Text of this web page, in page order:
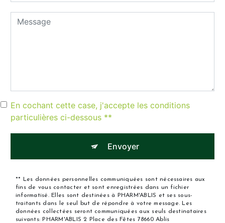
En cochant cette case, j'accepte les conditions
particulières ci-dessous **
Envoyer
** Les données personnelles communiquées sont nécessaires aux
fins de vous contacter et sont enregistrées dans un fichier
informatisé. Elles sont destinées à PHARM'ABLIS et ses sous-
traitants dans le seul but de répondre à votre message. Les
données collectées seront communiquées aux seuls destinataires
suivants: PHARM'ABLIS 2 Place des Fêtes 78660 Ablis